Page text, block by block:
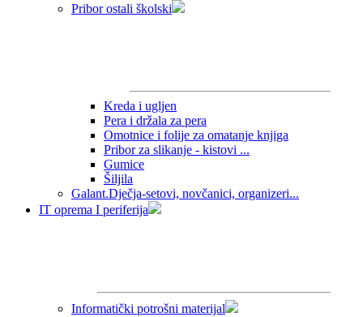
Pribor ostali školski
Kreda i ugljen
Pera i držala za pera
Omotnice i folije za omatanje knjiga
Pribor za slikanje - kistovi ...
Gumice
Šiljila
Galant.Dječja-setovi, novčanici, organizeri...
IT oprema I periferija
Informatički potrošni materijal